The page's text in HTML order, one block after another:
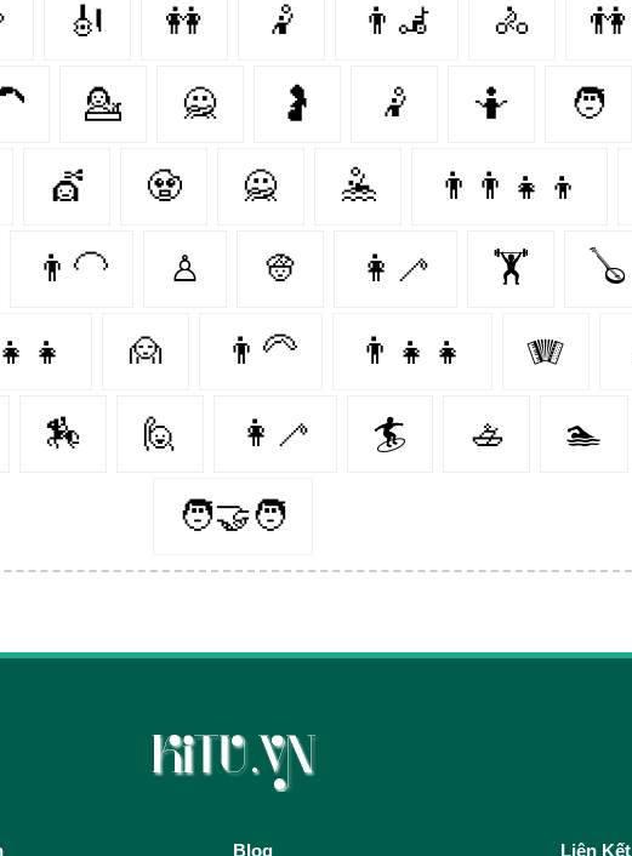
🎻 👭 🤾 👨‍🦼 🚴‍ 👫
💁‍ 🙅 🤰 🤾‍ 🤷‍ 🧑‍
💇 🧟‍ 🙅‍ 🤽‍ 👨‍👨‍👧‍👦
👨‍🦲 ♙ 👳‍ 👩‍🦯 🏋️ 🪕
🙍 👨‍🦳 👨‍👧‍👧 🪗
🏇 🙋‍ 👩‍🦯️ 🏄‍ 🚣‍ 🏊‍
🧑‍🤝‍🧑
Blog Liên Kết